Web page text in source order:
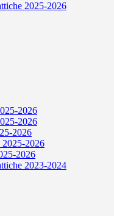
2025-2026
2026
2026
2026
2025-2026
2026
2023-2024